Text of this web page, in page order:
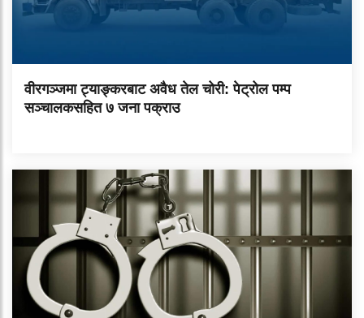
वीरगञ्जमा ट्याङ्करबाट अवैध तेल चोरी: पेट्रोल पम्प
सञ्चालकसहित ७ जना पक्राउ